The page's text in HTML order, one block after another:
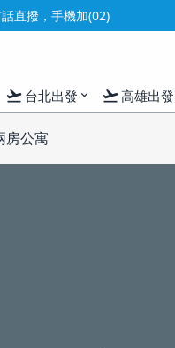
直撥，手機加(02)
flight_takeoff 台北出發 expand_more flight_takeoff高雄出發
房公寓